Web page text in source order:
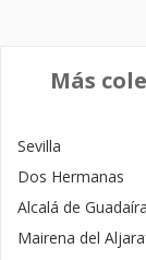
Más
Sevilla
Dos Hermanas
Alcalá de Guadaíra
Mairena del